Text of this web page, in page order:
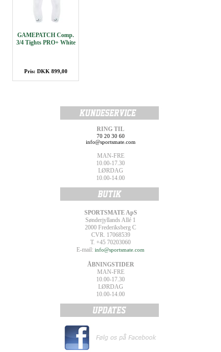
GAMEPATCH Comp.
3/4 Tights PRO+ White
Pris: DKK 899,00
RING TIL
70 20 30 60
info@sportsmate.com
MAN-FRE
10.00-17.30
LØRDAG
10.00-14.00
SPORTSMATE ApS
Sønderjyllands Allé 1
2000 Frederiksberg C
CVR. 17068539
T. +45 70203060
E-mail: info@sportsmate.com
ÅBNINGSTIDER
MAN-FRE
10.00-17.30
LØRDAG
10.00-14.00